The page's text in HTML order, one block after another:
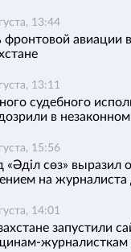
13:44
фронтовой авиации
13:11
судебного
в
15:56
сөз» выразил
на журналиста
14:01
запустили
журналисткам